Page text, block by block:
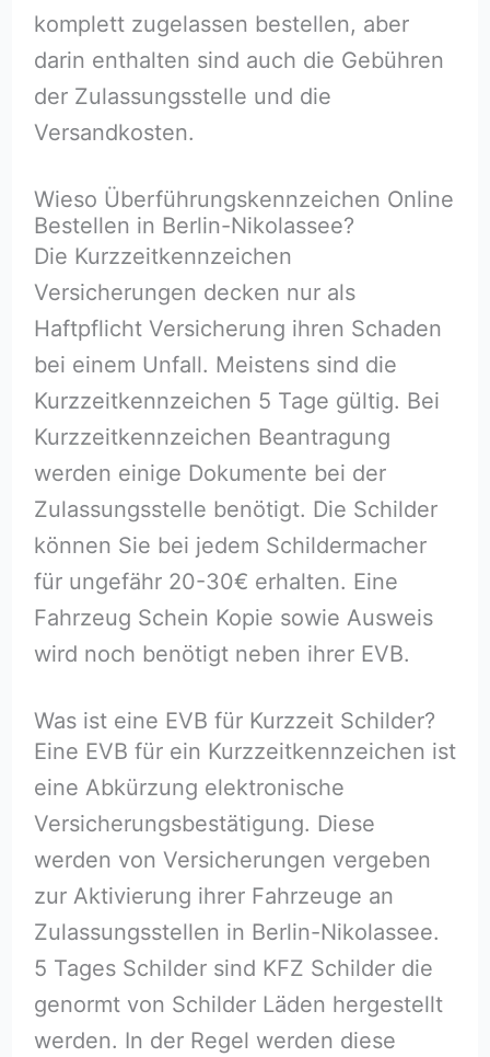
komplett zugelassen bestellen, aber
darin enthalten sind auch die Gebühren
der Zulassungsstelle und die
Versandkosten.
Wieso Überführungskennzeichen Online
Bestellen in Berlin-Nikolassee?
Die Kurzzeitkennzeichen
Versicherungen decken nur als
Haftpflicht Versicherung ihren Schaden
bei einem Unfall. Meistens sind die
Kurzzeitkennzeichen 5 Tage gültig. Bei
Kurzzeitkennzeichen Beantragung
werden einige Dokumente bei der
Zulassungsstelle benötigt. Die Schilder
können Sie bei jedem Schildermacher
für ungefähr 20-30€ erhalten. Eine
Fahrzeug Schein Kopie sowie Ausweis
wird noch benötigt neben ihrer EVB.
Was ist eine EVB für Kurzzeit Schilder?
Eine EVB für ein Kurzzeitkennzeichen ist
eine Abkürzung elektronische
Versicherungsbestätigung. Diese
werden von Versicherungen vergeben
zur Aktivierung ihrer Fahrzeuge an
Zulassungsstellen in Berlin-Nikolassee.
5 Tages Schilder sind KFZ Schilder die
genormt von Schilder Läden hergestellt
werden. In der Regel werden diese